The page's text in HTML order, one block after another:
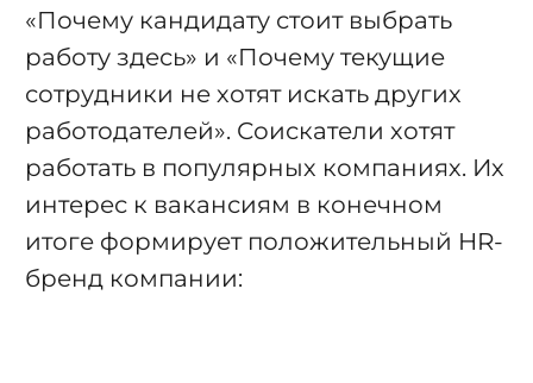
«Почему кандидату стоит выбрать
работу здесь» и «Почему текущие
сотрудники не хотят искать других
работодателей». Соискатели хотят
работать в популярных компаниях. Их
интерес к вакансиям в конечном
итоге формирует положительный HR-
бренд компании: